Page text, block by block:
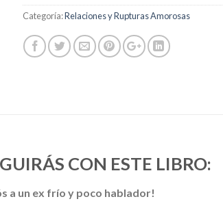
Categoría:Relaciones y Rupturas Amorosas
CON ESTE LIBRO:
a un ex frío y poco hablador!